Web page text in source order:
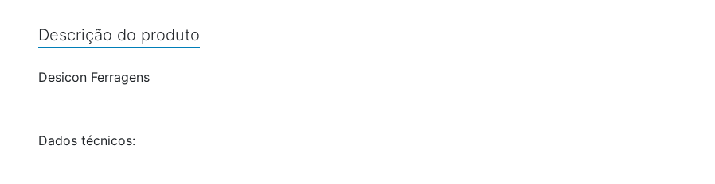
Descrição do produto
Desicon Ferragens
Dados técnicos: